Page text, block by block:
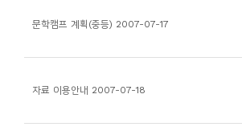
문학캠프 계획(중등) 2007-07-17
자료 이용안내 2007-07-18